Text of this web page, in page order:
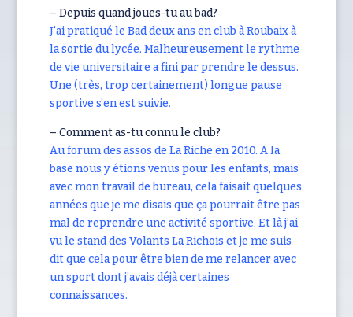
– Depuis quand joues-tu au bad?
J’ai pratiqué le Bad deux ans en club à Roubaix à
la sortie du lycée. Malheureusement le rythme
de vie universitaire a fini par prendre le dessus.
Une (très, trop certainement) longue pause
sportive s’en est suivie.
– Comment as-tu connu le club?
Au forum des assos de La Riche en 2010. A la
base nous y étions venus pour les enfants, mais
avec mon travail de bureau, cela faisait quelques
années que je me disais que ça pourrait être pas
mal de reprendre une activité sportive. Et là j’ai
vu le stand des Volants La Richois et je me suis
dit que cela pour être bien de me relancer avec
un sport dont j’avais déjà certaines
connaissances.